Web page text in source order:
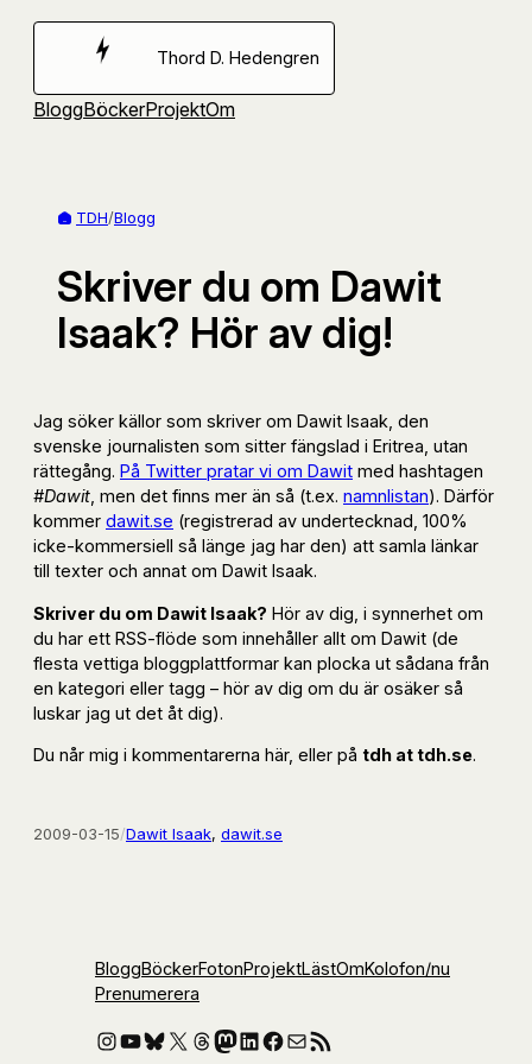
Hoppa
Thord D. Hedengren
BloggBöckerProjektOm
TDH/Blogg
Skriver du om Dawit
Isaak? Hör av dig!
Jag söker källor som skriver om Dawit Isaak, den
svenske journalisten som sitter fängslad i Eritrea, utan
rättegång. På Twitter pratar vi om Dawit med hashtagen
#Dawit , men det finns mer än så (t.ex. namnlistan). Därför
kommer dawit.se (registrerad av undertecknad, 100%
icke-kommersiell så länge jag har den) att samla länkar
till texter och annat om Dawit Isaak.
Skriver du om Dawit Isaak? Hör av dig, i synnerhet om
du har ett RSS-flöde som innehåller allt om Dawit (de
flesta vettiga bloggplattformar kan plocka ut sådana från
en kategori eller tagg – hör av dig om du är osäker så
luskar jag ut det åt dig).
Du når mig i kommentarerna här, eller på tdh at tdh.se.
2009-03-15/Dawit Isaak, dawit.se
BloggBöckerFotonProjektLästOmKolofon/nu
Prenumerera
Instagram
YouTube
Bluesky
X Threads
Mastodon
LinkedIn
Facebook
E-postRSS-flöde